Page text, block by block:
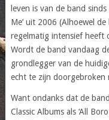
leven is van de band
Me’ uit 2006 (Alhoewel
regelmatig intensief heeft
Wordt de band vandaag
grondlegger van de
echt te zijn doorgebroken
Want ondanks dat de
Classic Albums als ‘All